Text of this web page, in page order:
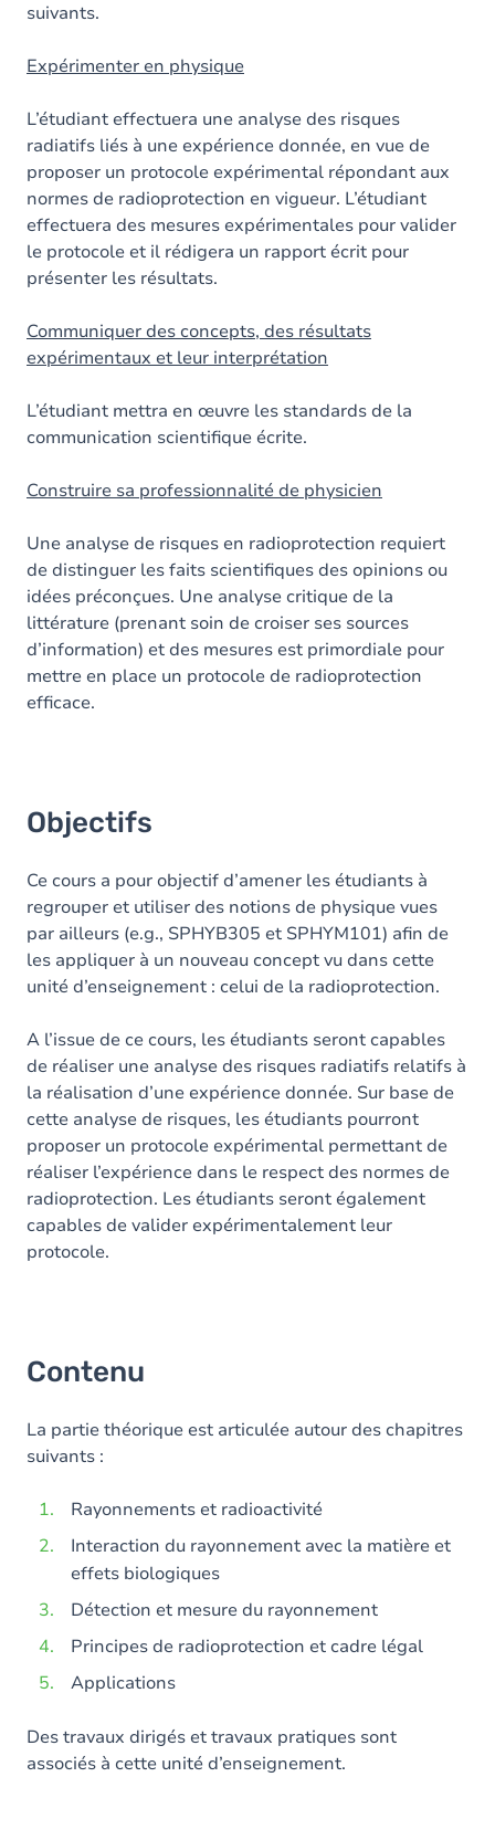
suivants.
Expérimenter en physique
L’étudiant effectuera une analyse des risques
radiatifs liés à une expérience donnée, en vue de
proposer un protocole expérimental répondant aux
normes de radioprotection en vigueur. L’étudiant
effectuera des mesures expérimentales pour valider
le protocole et il rédigera un rapport écrit pour
présenter les résultats.
Communiquer des concepts, des résultats
expérimentaux et leur interprétation
L’étudiant mettra en œuvre les standards de la
communication scientifique écrite.
Construire sa professionnalité de physicien
Une analyse de risques en radioprotection requiert
de distinguer les faits scientifiques des opinions ou
idées préconçues. Une analyse critique de la
littérature (prenant soin de croiser ses sources
d’information) et des mesures est primordiale pour
mettre en place un protocole de radioprotection
efficace.
Objectifs
Ce cours a pour objectif d’amener les étudiants à
regrouper et utiliser des notions de physique vues
par ailleurs (e.g., SPHYB305 et SPHYM101) afin de
les appliquer à un nouveau concept vu dans cette
unité d’enseignement : celui de la radioprotection.
A l’issue de ce cours, les étudiants seront capables
de réaliser une analyse des risques radiatifs relatifs à
la réalisation d’une expérience donnée. Sur base de
cette analyse de risques, les étudiants pourront
proposer un protocole expérimental permettant de
réaliser l’expérience dans le respect des normes de
radioprotection. Les étudiants seront également
capables de valider expérimentalement leur
protocole.
Contenu
La partie théorique est articulée autour des chapitres
suivants :
Rayonnements et radioactivité
Interaction du rayonnement avec la matière et
effets biologiques
Détection et mesure du rayonnement
Principes de radioprotection et cadre légal
Applications
Des travaux dirigés et travaux pratiques sont
associés à cette unité d’enseignement.